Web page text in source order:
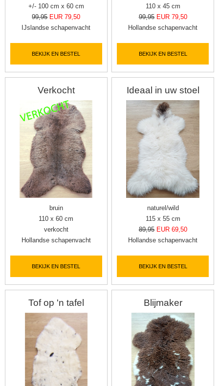
+/- 100 cm x 60 cm
99,95 EUR 79,50
IJslandse schapenvacht
BEKIJK EN BESTEL
110 x 45 cm
99,95 EUR 79,50
Hollandse schapenvacht
BEKIJK EN BESTEL
Verkocht
bruin
110 x 60 cm
verkocht
Hollandse schapenvacht
BEKIJK EN BESTEL
Ideaal in uw stoel
naturel/wild
115 x 55 cm
89,95 EUR 69,50
Hollandse schapenvacht
BEKIJK EN BESTEL
Tof op 'n tafel Blijmaker